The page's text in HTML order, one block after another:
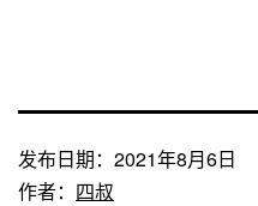
发布日期： 2021年8月6日
作者： 四叔